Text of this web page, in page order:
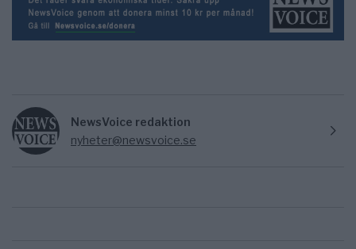
NewsVoice redaktion
nyheter@newsvoice.se